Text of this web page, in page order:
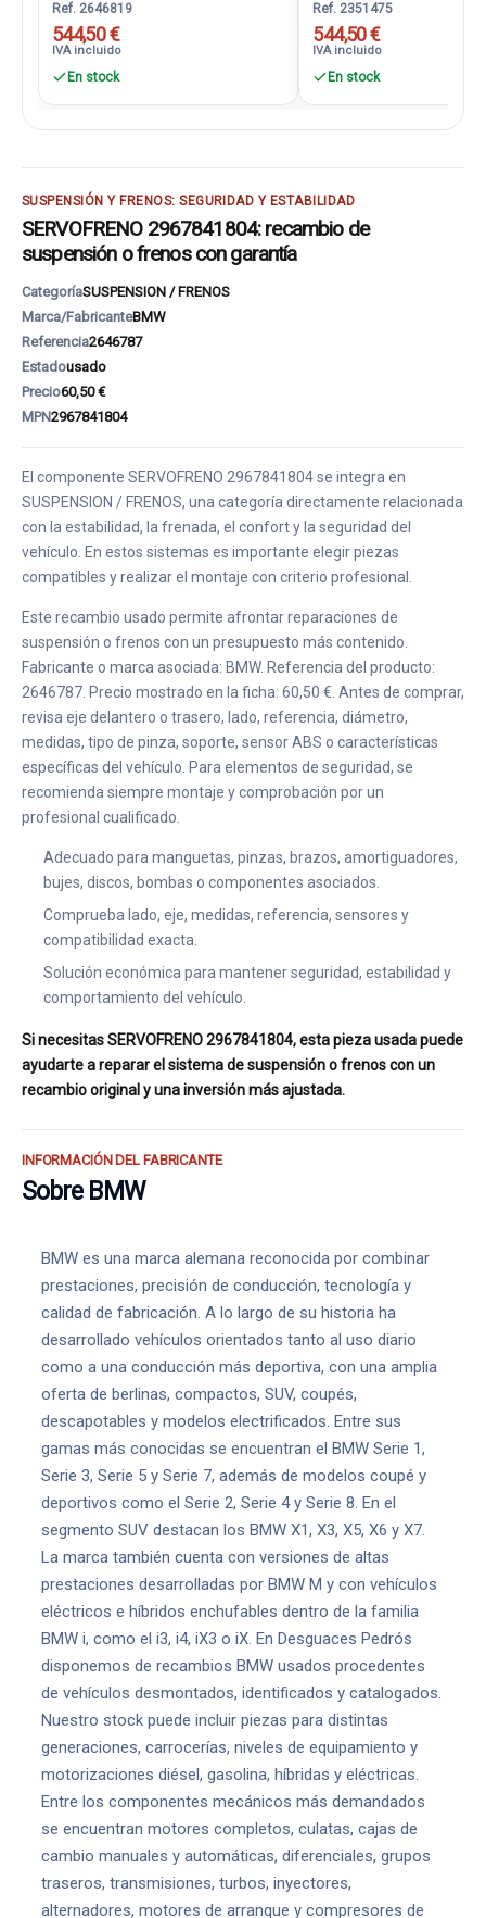
Ref. 2646819
544,50 €
IVA incluido
En stock
Ref. 2351475
544,50 €
IVA incluido
En stock
SUSPENSIÓN Y FRENOS: SEGURIDAD Y ESTABILIDAD
SERVOFRENO 2967841804: recambio de
suspensión o frenos con garantía
CategoríaSUSPENSION / FRENOS
Marca/FabricanteBMW
Referencia2646787
Estadousado
Precio60,50 €
MPN2967841804
El componente SERVOFRENO 2967841804 se integra en
SUSPENSION / FRENOS, una categoría directamente relacionada
con la estabilidad, la frenada, el confort y la seguridad del
vehículo. En estos sistemas es importante elegir piezas
compatibles y realizar el montaje con criterio profesional.
Este recambio usado permite afrontar reparaciones de
suspensión o frenos con un presupuesto más contenido.
Fabricante o marca asociada: BMW. Referencia del producto:
2646787. Precio mostrado en la ficha: 60,50 €. Antes de comprar,
revisa eje delantero o trasero, lado, referencia, diámetro,
medidas, tipo de pinza, soporte, sensor ABS o características
específicas del vehículo. Para elementos de seguridad, se
recomienda siempre montaje y comprobación por un
profesional cualificado.
Adecuado para manguetas, pinzas, brazos, amortiguadores,
bujes, discos, bombas o componentes asociados.
Comprueba lado, eje, medidas, referencia, sensores y
compatibilidad exacta.
Solución económica para mantener seguridad, estabilidad y
comportamiento del vehículo.
Si necesitas SERVOFRENO 2967841804, esta pieza usada puede
ayudarte a reparar el sistema de suspensión o frenos con un
recambio original y una inversión más ajustada.
INFORMACIÓN DEL FABRICANTE
Sobre BMW
BMW es una marca alemana reconocida por combinar
prestaciones, precisión de conducción, tecnología y
calidad de fabricación. A lo largo de su historia ha
desarrollado vehículos orientados tanto al uso diario
como a una conducción más deportiva, con una amplia
oferta de berlinas, compactos, SUV, coupés,
descapotables y modelos electrificados. Entre sus
gamas más conocidas se encuentran el BMW Serie 1,
Serie 3, Serie 5 y Serie 7, además de modelos coupé y
deportivos como el Serie 2, Serie 4 y Serie 8. En el
segmento SUV destacan los BMW X1, X3, X5, X6 y X7.
La marca también cuenta con versiones de altas
prestaciones desarrolladas por BMW M y con vehículos
eléctricos e híbridos enchufables dentro de la familia
BMW i, como el i3, i4, iX3 o iX. En Desguaces Pedrós
disponemos de recambios BMW usados procedentes
de vehículos desmontados, identificados y catalogados.
Nuestro stock puede incluir piezas para distintas
generaciones, carrocerías, niveles de equipamiento y
motorizaciones diésel, gasolina, híbridas y eléctricas.
Entre los componentes mecánicos más demandados
se encuentran motores completos, culatas, cajas de
cambio manuales y automáticas, diferenciales, grupos
traseros, transmisiones, turbos, inyectores,
alternadores, motores de arranque y compresores de